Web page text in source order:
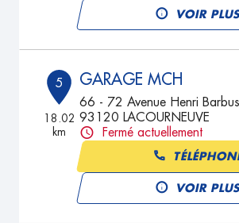
VOIR
5
18.02
km
GARAGE MCH
66 - 72 Avenue Henri
93120 LACOURNEUVE
Fermé actuellement
VOIR